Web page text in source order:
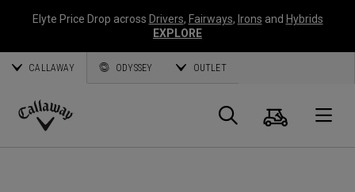
Elyte Price Drop across Drivers, Fairways, Irons and Hybrids
EXPLORE
CALLAWAY ODYSSEY OUTLET
Callaway
Suche